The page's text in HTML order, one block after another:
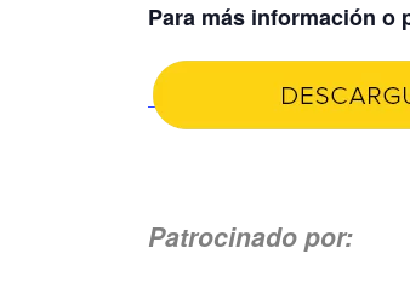
Para más información o
Patrocinado por: